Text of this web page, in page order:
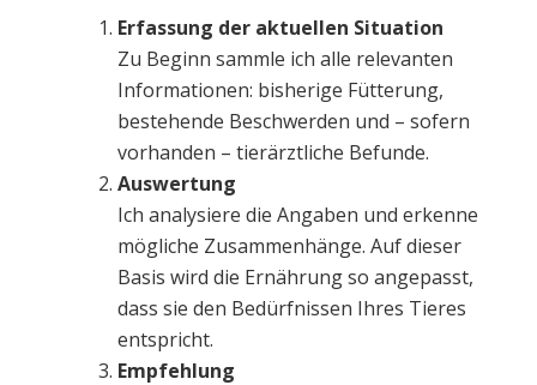
Erfassung der aktuellen Situation
Zu Beginn sammle ich alle relevanten
Informationen: bisherige Fütterung,
bestehende Beschwerden und – sofern
vorhanden – tierärztliche Befunde.
Auswertung
Ich analysiere die Angaben und erkenne
mögliche Zusammenhänge. Auf dieser
Basis wird die Ernährung so angepasst,
dass sie den Bedürfnissen Ihres Tieres
entspricht.
Empfehlung